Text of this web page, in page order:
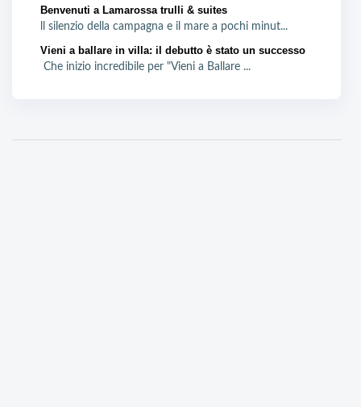
Benvenuti a Lamarossa trulli & suites
ll silenzio della campagna e il mare a pochi minut...
Vieni a ballare in villa: il debutto è stato un successo
Che inizio incredibile per "Vieni a Ballare ...